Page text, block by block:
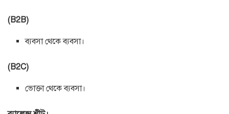
(B2B)
ব্যবসা থেকে ব্যবসা।
(B2C)
ভোক্তা থেকে ব্যবসা।